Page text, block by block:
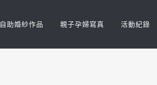
自助婚紗作品 親子孕婦寫真 活動紀錄